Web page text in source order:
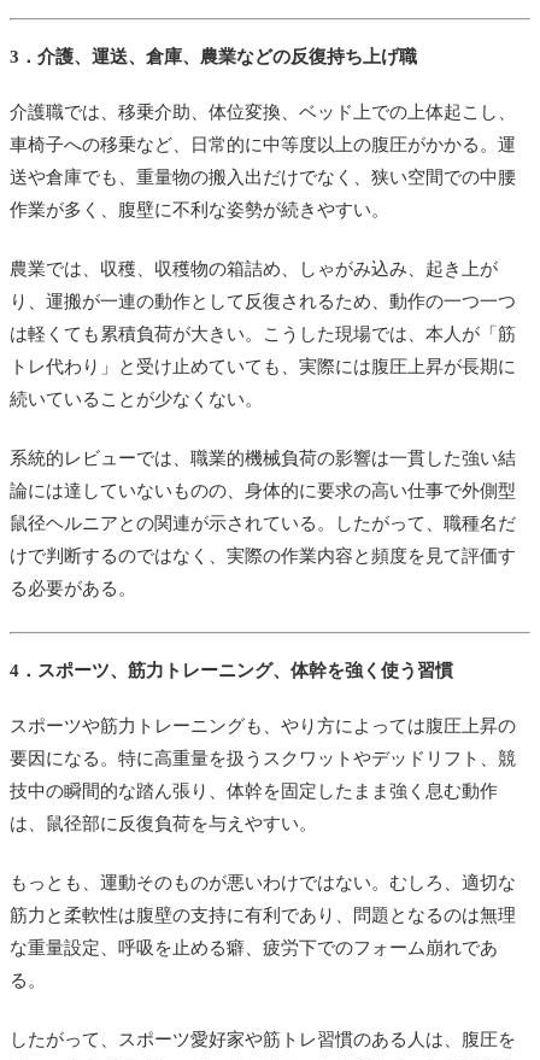
3．介護、運送、倉庫、農業などの反復持ち上げ職
介護職では、移乗介助、体位変換、ベッド上での上体起こし、
車椅子への移乗など、日常的に中等度以上の腹圧がかかる。運
送や倉庫でも、重量物の搬入出だけでなく、狭い空間での中腰
作業が多く、腹壁に不利な姿勢が続きやすい。
農業では、収穫、収穫物の箱詰め、しゃがみ込み、起き上が
り、運搬が一連の動作として反復されるため、動作の一つ一つ
は軽くても累積負荷が大きい。こうした現場では、本人が「筋
トレ代わり」と受け止めていても、実際には腹圧上昇が長期に
続いていることが少なくない。
系統的レビューでは、職業的機械負荷の影響は一貫した強い結
論には達していないものの、身体的に要求の高い仕事で外側型
鼠径ヘルニアとの関連が示されている。したがって、職種名だ
けで判断するのではなく、実際の作業内容と頻度を見て評価す
る必要がある。
4．スポーツ、筋力トレーニング、体幹を強く使う習慣
スポーツや筋力トレーニングも、やり方によっては腹圧上昇の
要因になる。特に高重量を扱うスクワットやデッドリフト、競
技中の瞬間的な踏ん張り、体幹を固定したまま強く息む動作
は、鼠径部に反復負荷を与えやすい。
もっとも、運動そのものが悪いわけではない。むしろ、適切な
筋力と柔軟性は腹壁の支持に有利であり、問題となるのは無理
な重量設定、呼吸を止める癖、疲労下でのフォーム崩れであ
る。
したがって、スポーツ愛好家や筋トレ習慣のある人は、腹圧を